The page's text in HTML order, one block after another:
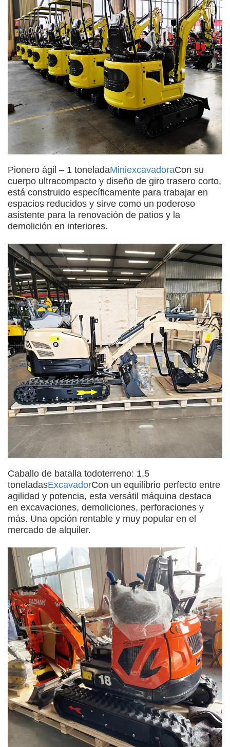
Pionero ágil – 1 toneladaMiniexcavadoraCon su
cuerpo ultracompacto y diseño de giro trasero corto,
está construido específicamente para trabajar en
espacios reducidos y sirve como un poderoso
asistente para la renovación de patios y la
demolición en interiores.
Caballo de batalla todoterreno: 1,5
toneladasExcavadorCon un equilibrio perfecto entre
agilidad y potencia, esta versátil máquina destaca
en excavaciones, demoliciones, perforaciones y
más. Una opción rentable y muy popular en el
mercado de alquiler.